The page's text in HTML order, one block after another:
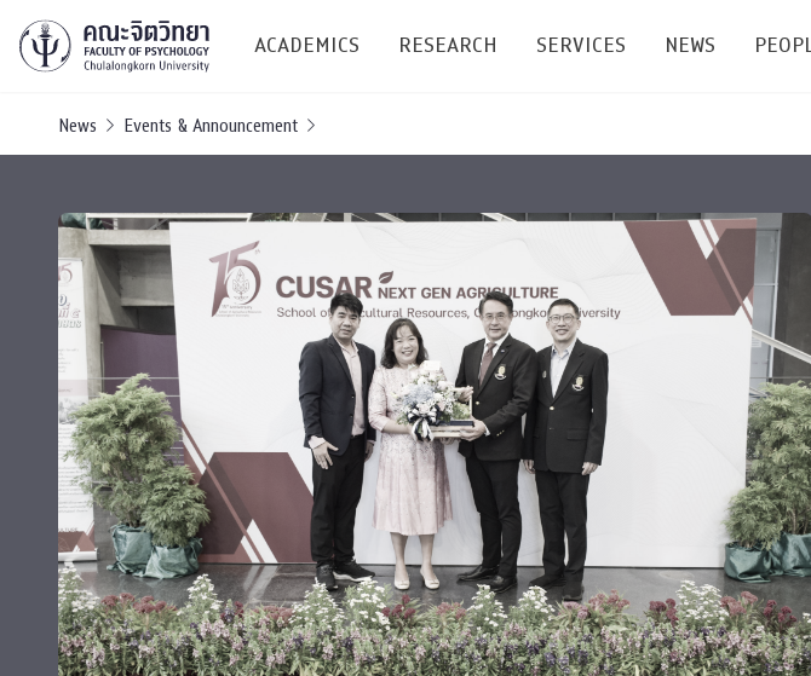
ACADEMICS
Undergraduate
Bachelor of Science
(B.Sc.)
Graduate
Master's and PhD
Current Students
RESEARCH
Resources & Facilities
Research Publications
Conference
International Conference & Symposium
TICP 2023
SSBW Activities
Grants and Awards
SERVICES
Academic Service
PSY Stats Clinic
Wellness Center
Psychological Center for
Life Di
CU Radio
NEWS
Events &
Lectures &
Workshops
News Events & Announcement